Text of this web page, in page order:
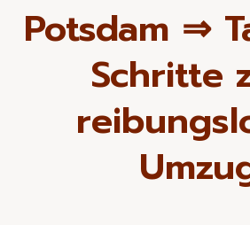
Potsdam ⇒
Schritte